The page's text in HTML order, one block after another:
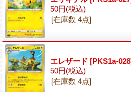
50円(税込)
[在庫数 4点]
エレザード [PKS1a-
50円(税込)
[在庫数 4点]